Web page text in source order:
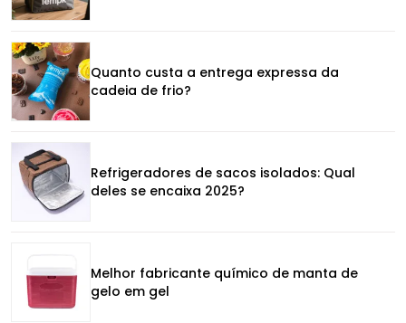
Quanto custa a entrega expressa da
cadeia de frio?
Refrigeradores de sacos isolados: Qual
deles se encaixa 2025?
Melhor fabricante químico de manta de
gelo em gel